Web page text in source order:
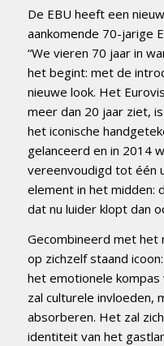
De EBU heeft een
aankomende 70-jarige
“We vieren 70 jaar in
het begint: met de
nieuwe look. Het
meer dan 20 jaar ziet,
het iconische
gelanceerd en in 2014
vereenvoudigd tot één
element in het midden:
dat nu luider klopt dan
Gecombineerd met het
op zichzelf staand
het emotionele
zal culturele invloeden,
absorberen. Het zal
identiteit van het